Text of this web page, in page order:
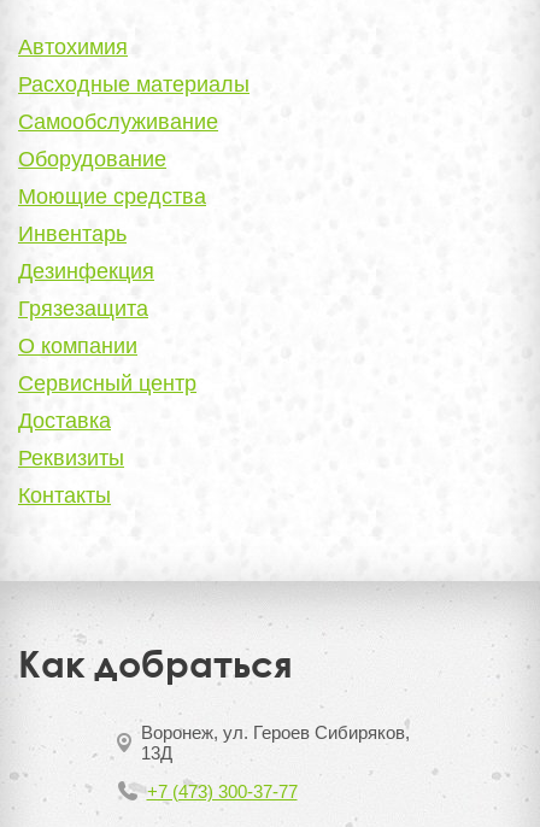
Автохимия
Расходные материалы
Самообслуживание
Оборудование
Моющие средства
Инвентарь
Дезинфекция
Грязезащита
О компании
Сервисный центр
Доставка
Реквизиты
Контакты
Как добраться
Воронеж, ул. Героев Сибиряков,
13Д
+7 (473) 300-37-77